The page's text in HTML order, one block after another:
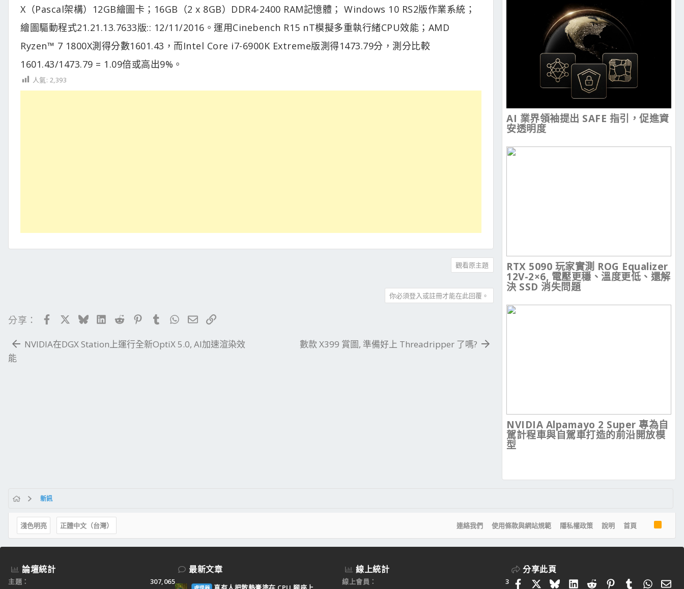
X（Pascal架構）12GB繪圖卡；16GB（2 x 8GB）DDR4-2400 RAM記憶體； Windows 10 RS2版作業系統；
繪圖驅動程式21.21.13.7633版:: 12/11/2016。運用Cinebench R15 nT模擬多重執行緒CPU效能；AMD
Ryzen™ 7 1800X測得分數1601.43，而Intel Core i7-6900K Extreme版測得1473.79分，測分比較
1601.43/1473.79 = 1.09倍或高出9%。
人氣: 2,393
觀看原主題
你必須登入或註冊才能在此回覆。
分享： FacebookBlueskyLinkedIn
RedditPinterestTumblrWhatsApp
電子郵件
連結
NVIDIA在DGX Station上運行全新OptiX 5.0, AI加速渲染效
能
數款 X399 賞圖, 準備好上 Threadripper 了嗎?
AI 業界領袖提出 SAFE 指引，促進資
安透明度
RTX 5090 玩家實測 ROG Equalizer
12V-2×6, 電壓更穩、溫度更低、還解
決 SSD 消失問題
NVIDIA Alpamayo 2 Super 專為自
駕計程車與自駕車打造的前沿開放模
型
新訊
淺色明亮 正體中文（台灣） 連絡我們 使用條款與網站規範 隱私權政策 說明 首頁
S
論壇統計
主題
307,065
最新文章 線上統計
線上會員
3
分享此頁
FacebookBlueskyLinkedIn
RedditPinterestTumblr 電